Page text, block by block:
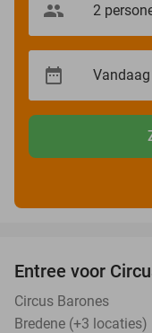
Entree voor
Circus Barones
Bredene (+3 locaties)